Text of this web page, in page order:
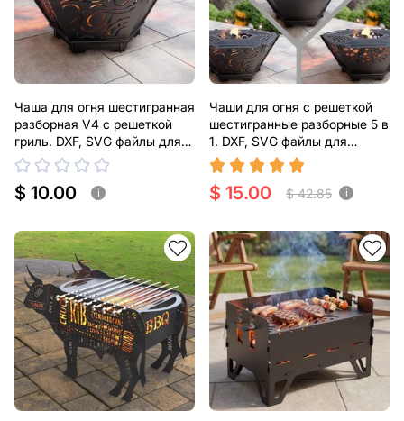
Чаша для огня шестигранная
разборная V4 с решеткой
гриль. DXF, SVG файлы для
плазменной, лазерной резки
$ 10.00 i
Чаши для огня с решеткой
шестигранные разборные 5 в
1. DXF, SVG файлы для
плазменной, лазерной резки
$ 15.00 $ 42.85 i